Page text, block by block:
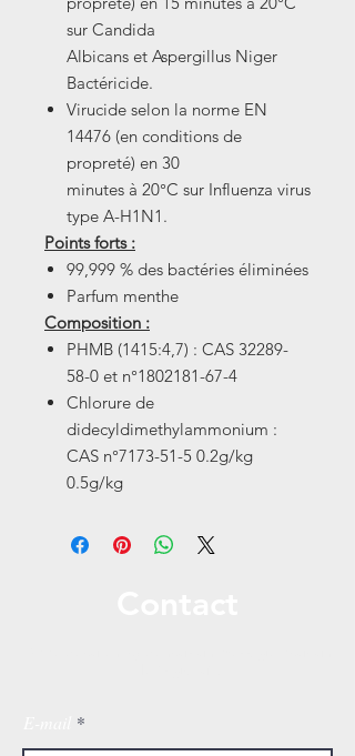
sur Candida
Albicans et Aspergillus Niger
Bactéricide.
Virucide selon la norme EN
14476 (en conditions de
propreté) en 30
minutes à 20°C sur Influenza virus
type A-H1N1.
Points forts :
99,999 % des bactéries éliminées
Parfum menthe
Composition :
PHMB (1415:4,7) : CAS 32289-
58-0 et n°1802181-67-4
Chlorure de
didecyldimethylammonium :
CAS n°7173-51-5 0.2g/kg
0.5g/kg